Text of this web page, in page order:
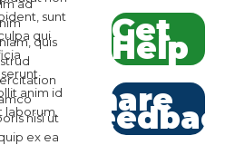
sunt
qui
anim id
laborum.
ad
quis
nisi ut
ex ea
Get
Help
Share